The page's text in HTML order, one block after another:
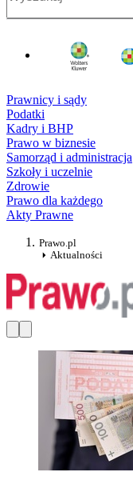
Prawnicy i sądy
Podatki
Kadry i BHP
Prawo w biznesie
Samorząd i administracja
Szkoły i uczelnie
Zdrowie
Prawo dla każdego
Akty Prawne
Prawo.pl
Aktualności